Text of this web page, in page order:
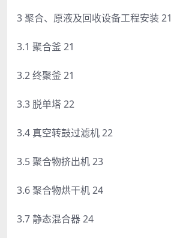
3 聚合、原液及回收设备工程安装 21
3.1 聚合釜 21
3.2 终聚釜 21
3.3 脱单塔 22
3.4 真空转鼓过滤机 22
3.5 聚合物挤出机 23
3.6 聚合物烘干机 24
3.7 静态混合器 24